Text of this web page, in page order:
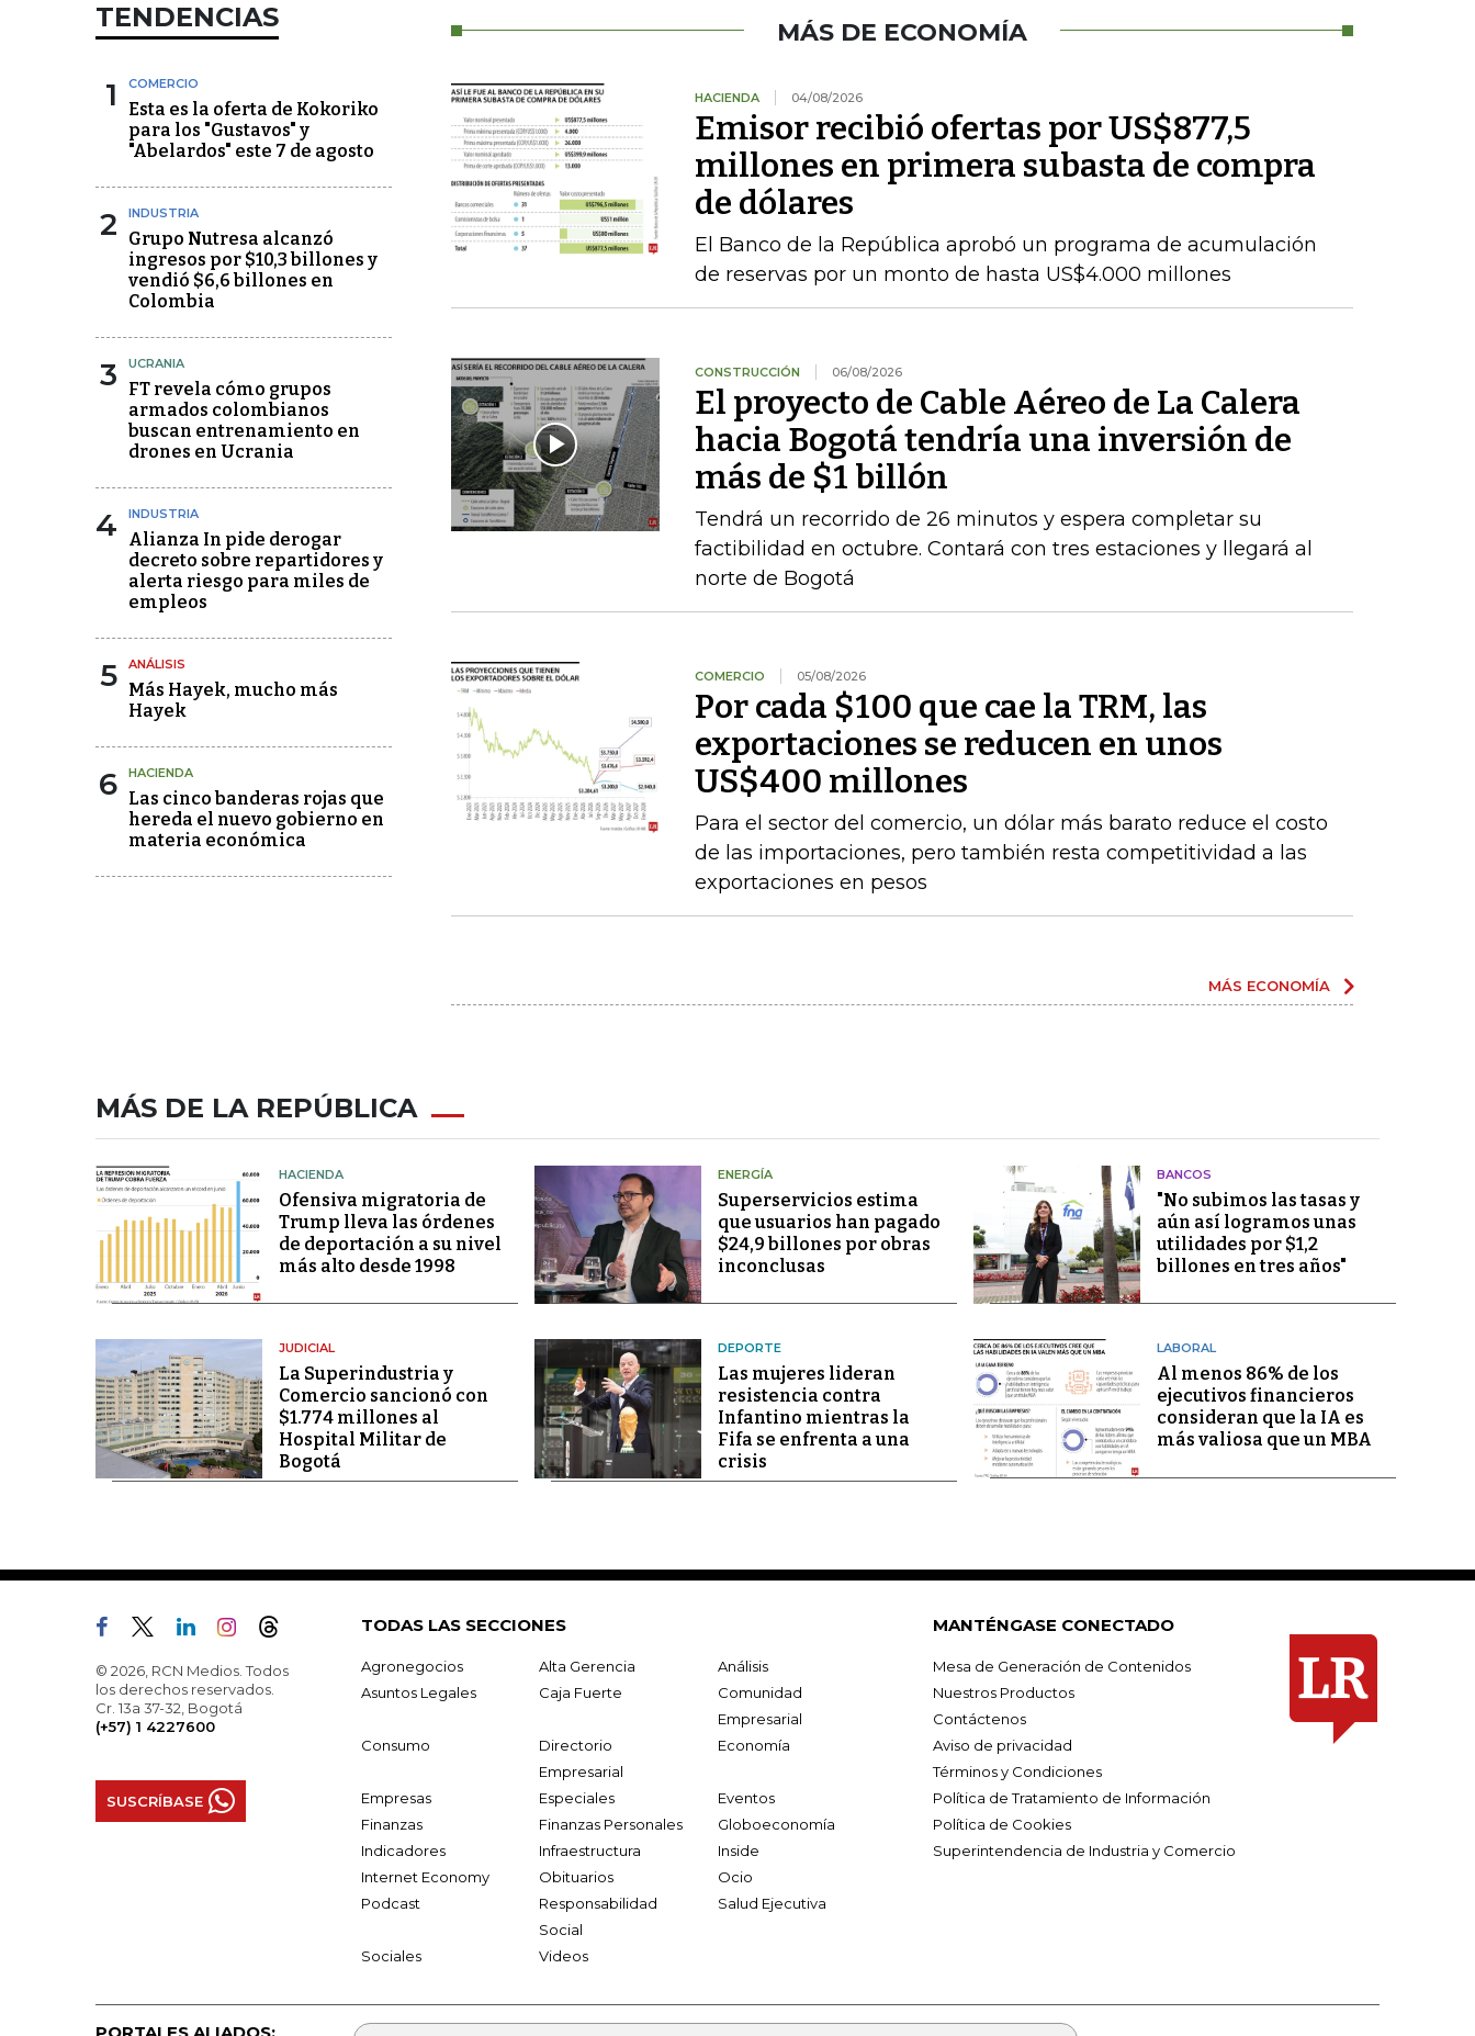
TENDENCIAS
1 COMERCIO
Esta es la oferta de Kokoriko
para los "Gustavos" y
"Abelardos" este 7 de agosto
2 INDUSTRIA
Grupo Nutresa alcanzó
ingresos por $10,3 billones y
vendió $6,6 billones en
Colombia
3 UCRANIA
FT revela cómo grupos
armados colombianos
buscan entrenamiento en
drones en Ucrania
4 INDUSTRIA
Alianza In pide derogar
decreto sobre repartidores y
alerta riesgo para miles de
empleos
5 ANÁLISIS
Más Hayek, mucho más
Hayek
6 HACIENDA
Las cinco banderas rojas que
hereda el nuevo gobierno en
materia económica
MÁS DE ECONOMÍA
HACIENDA 04/08/2026
Emisor recibió ofertas por US$877,5
millones en primera subasta de compra
de dólares
El Banco de la República aprobó un programa de acumulación
de reservas por un monto de hasta US$4.000 millones
CONSTRUCCIÓN 06/08/2026
El proyecto de Cable Aéreo de La Calera
hacia Bogotá tendría una inversión de
más de $1 billón
Tendrá un recorrido de 26 minutos y espera completar su
factibilidad en octubre. Contará con tres estaciones y llegará al
norte de Bogotá
COMERCIO 05/08/2026
Por cada $100 que cae la TRM, las
exportaciones se reducen en unos
US$400 millones
Para el sector del comercio, un dólar más barato reduce el costo
de las importaciones, pero también resta competitividad a las
exportaciones en pesos
MÁS ECONOMÍA
MÁS DE LA REPÚBLICA
HACIENDA
Ofensiva migratoria de
Trump lleva las órdenes
de deportación a su nivel
más alto desde 1998
ENERGÍA
Superservicios estima
que usuarios han pagado
$24,9 billones por obras
inconclusas
BANCOS
"No subimos las tasas y
aún así logramos unas
utilidades por $1,2
billones en tres años"
JUDICIAL
La Superindustria y
Comercio sancionó con
$1.774 millones al
Hospital Militar de
Bogotá
DEPORTE
Las mujeres lideran
resistencia contra
Infantino mientras la
Fifa se enfrenta a una
crisis
LABORAL
Al menos 86% de los
ejecutivos financieros
consideran que la IA es
más valiosa que un MBA
© 2026, RCN Medios. Todos
los derechos reservados.
Cr. 13a 37-32, Bogotá
(+57) 1 4227600
SUSCRÍBASE
TODAS LAS SECCIONES
Agronegocios Alta Gerencia
Análisis
Asuntos Legales
Caja Fuerte
Comunidad
Empresarial
Consumo
Directorio
Empresarial
Economía
Empresas Especiales
Eventos
Finanzas
Finanzas Personales
Globoeconomía
Indicadores
Infraestructura
Inside
Internet Economy
Obituarios
Ocio
Podcast
Responsabilidad
Social
Salud Ejecutiva
Sociales Videos
MANTÉNGASE CONECTADO
Mesa de Generación de Contenidos
Nuestros Productos
Contáctenos
Aviso de privacidad
Términos y Condiciones
Política de Tratamiento de Información
Política de Cookies
Superintendencia de Industria y Comercio